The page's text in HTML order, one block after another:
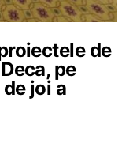
de
pe
joi a